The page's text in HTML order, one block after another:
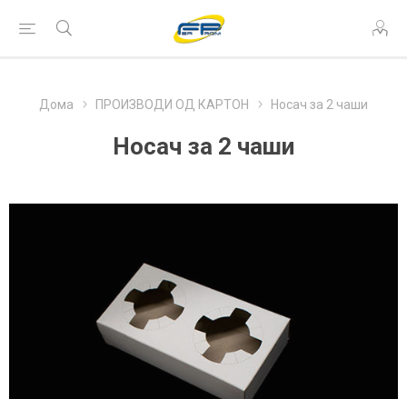
Дома ПРОИЗВОДИ ОД КАРТОН Носач за 2 чаши
Носач за 2 чаши